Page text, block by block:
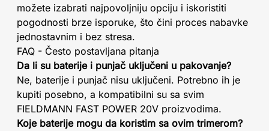
možete izabrati najpovoljniju opciju i iskoristiti
pogodnosti brze isporuke, što čini proces nabavke
jednostavnim i bez stresa.
FAQ - Često postavljana pitanja
Da li su baterije i punjač uključeni u pakovanje?
Ne, baterije i punjač nisu uključeni. Potrebno ih je
kupiti posebno, a kompatibilni su sa svim
FIELDMANN FAST POWER 20V proizvodima.
Koje baterije mogu da koristim sa ovim trimerom?